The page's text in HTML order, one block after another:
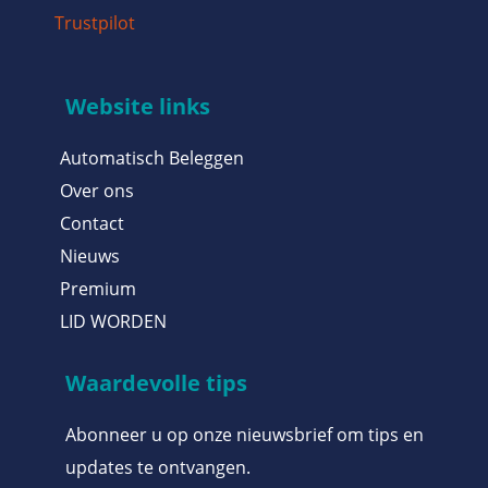
Trustpilot
Website links
Automatisch Beleggen
Over ons
Contact
Nieuws
Premium
LID WORDEN
Waardevolle tips
Abonneer u op onze nieuwsbrief om tips en
updates te ontvangen.